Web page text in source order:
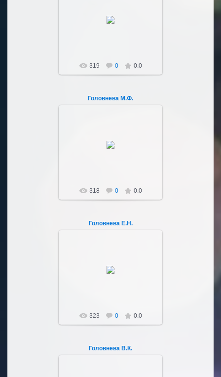
319 0 0.0
Головнева М.Ф.
318 0 0.0
Головнева Е.Н.
323 0 0.0
Головнева В.К.